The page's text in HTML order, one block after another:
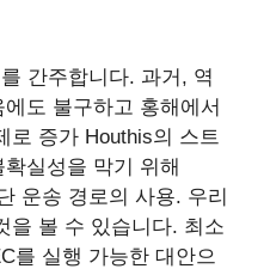
간주합니다. 과거, 역
도 불구하고 홍해에서
로 증가 Houthis의 스트
실성을 막기 위해
운송 경로의 사용. 우리
을 볼 수 있습니다. 최소
를 실행 가능한 대안으